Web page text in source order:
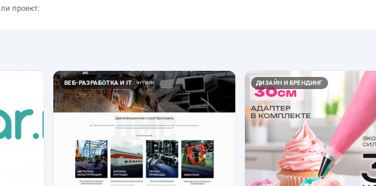
проект:
ВЕБ-РАЗРАБОТКА И IT ДИЗАЙН И БРЕНДИНГ